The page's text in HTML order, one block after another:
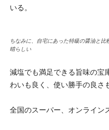
いる。
ちなみに、自宅にあった特級の醤油と
晴らしい
減塩でも満足できる旨味の宝
わいも良く、使い勝手の良さ
全国のスーパー、オンライン